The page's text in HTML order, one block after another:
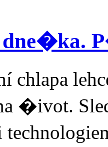
dne�ka.
chlapa
�ivot.